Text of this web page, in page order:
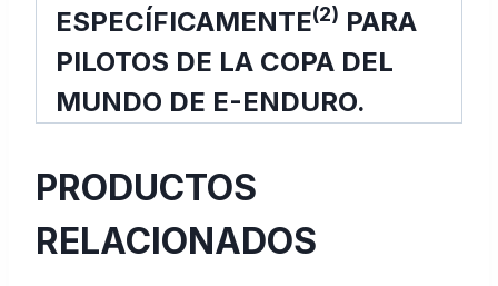
ESPECÍFICAMENTE(2) PARA
PILOTOS DE LA COPA DEL
MUNDO DE E-ENDURO.
PRODUCTOS
RELACIONADOS